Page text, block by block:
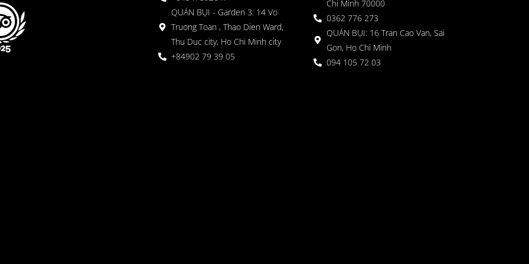
QUÁN BỤI - Garden 3: 14 Vo
Truong Toan , Thao Dien Ward,
Thu Duc city, Ho Chi Minh city
+84902 79 39 05
Chi Minh 70000
0362 776 273
QUÁN BỤI: 16 Tran Cao Van, Sai
Gon, Ho Chi Minh
094 105 72 03